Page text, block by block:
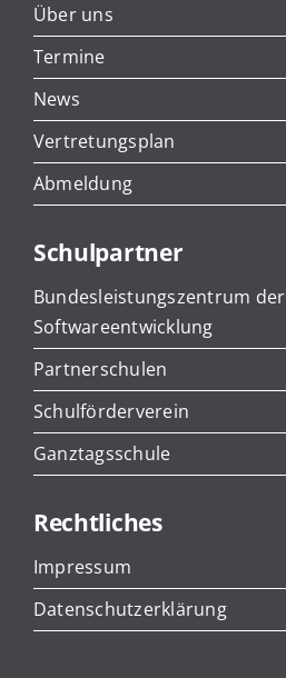
Über uns
Termine
News
Vertretungsplan
Abmeldung
Schulpartner
Bundesleistungszentrum der
Softwareentwicklung
Partnerschulen
Schulförderverein
Ganztagsschule
Rechtliches
Impressum
Datenschutzerklärung